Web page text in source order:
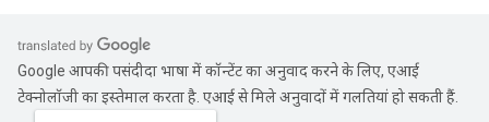
Google आपकी पसंदीदा भाषा में कॉन्टेंट का अनुवाद करने के लिए, एआई
टेक्नोलॉजी का इस्तेमाल करता है. एआई से मिले अनुवादों में गलतियां हो सकती हैं.